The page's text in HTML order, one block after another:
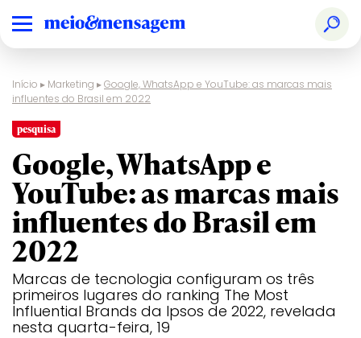
Início ▸ Marketing ▸Google, WhatsApp e YouTube: as marcas mais
influentes do Brasil em 2022
pesquisa
Google, WhatsApp e
YouTube: as marcas mais
influentes do Brasil em
2022
Marcas de tecnologia configuram os três
primeiros lugares do ranking The Most
Influential Brands da Ipsos de 2022, revelada
nesta quarta-feira, 19